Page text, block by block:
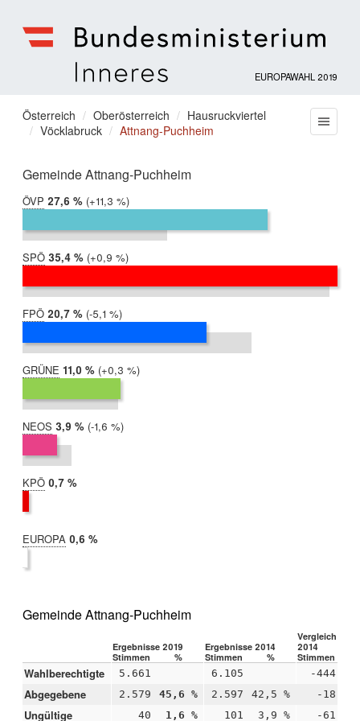
für
Inneres
EUROPAWAHL 2019
Sie
befinden
hier:
Österreich Oberösterreich
Hausruckviertel
Vöcklabruck
Attnang-Puchheim
Gemeinde Attnang-Puchheim
ÖVP 2019:
27,6 %
2014:
16,3 %
Differenz:
+11,3 %
SPÖ 2019:
35,4 %
2014:
34,6 %
Differenz:
+0,9 %
FPÖ 2019:
20,7 %
2014:
25,8 %
Differenz:
-5,1 %
GRÜNE 2019:
11,0 %
2014:
10,8 %
Differenz:
+0,3 %
NEOS 2019:
3,9 %
2014:
5,5 %
Differenz:
-1,6 %
KPÖ 2019:
0,7 %
EUROPA 2019:
0,6 %
Gemeinde Attnang-Puchheim
Ergebnisse 2019 Ergebnisse 2014
Vergleich
2014
Stimmen
% Stimmen % Stimmen
Wahlberechtigte 5.661 6.105 -444
Abgegebene 2.579 45,6 % 2.597 42,5 % -18
Ungültige 40 1,6 % 101 3,9 % -61